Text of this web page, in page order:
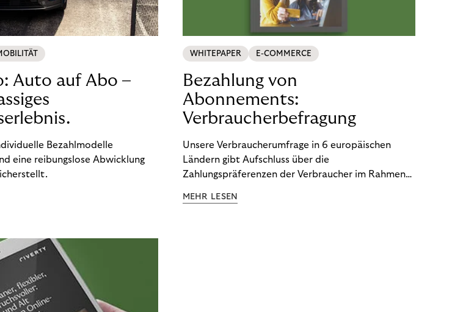
Auto auf Abo –
Bezahlmodelle
eine reibungslose Abwicklung
WHITEPAPER E-COMMERCE
Bezahlung von
Abonnements:
Verbraucherbefragung
Unsere Verbraucherumfrage in 6 europäischen
Ländern gibt Aufschluss über die
Zahlungspräferenzen der Verbraucher im Rahmen
Ergebnisse, um zu erfahren, wie Sie
MEHR LESEN